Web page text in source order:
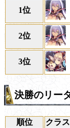
1位
2位
3位
決勝のリー
順位 クラ